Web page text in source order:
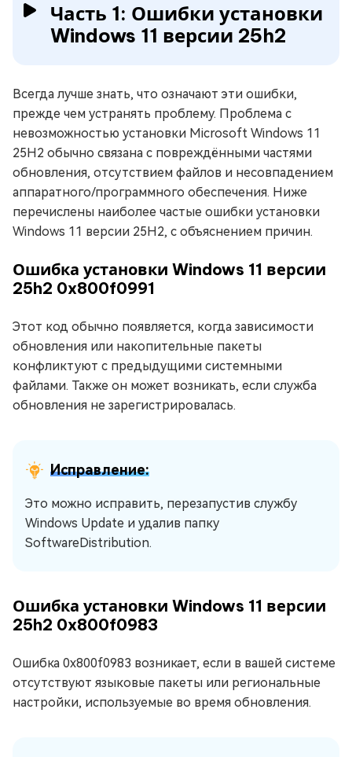
Часть 1: Ошибки установки
Windows 11 версии 25h2
Всегда лучше знать, что означают эти ошибки,
прежде чем устранять проблему. Проблема с
невозможностью установки Microsoft Windows 11
25H2 обычно связана с повреждёнными частями
обновления, отсутствием файлов и несовпадением
аппаратного/программного обеспечения. Ниже
перечислены наиболее частые ошибки установки
Windows 11 версии 25H2, с объяснением причин.
Ошибка установки Windows 11 версии
25h2 0x800f0991
Этот код обычно появляется, когда зависимости
обновления или накопительные пакеты
конфликтуют с предыдущими системными
файлами. Также он может возникать, если служба
обновления не зарегистрировалась.
Исправление:
Это можно исправить, перезапустив службу
Windows Update и удалив папку
SoftwareDistribution.
Ошибка установки Windows 11 версии
25h2 0x800f0983
Ошибка 0x800f0983 возникает, если в вашей системе
отсутствуют языковые пакеты или региональные
настройки, используемые во время обновления.